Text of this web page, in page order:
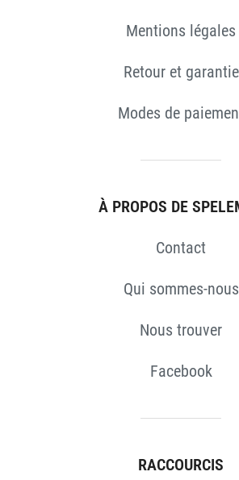
Mentions légales
Retour et garantie
Modes de
À PROPOS DE
Contact
Qui sommes-nous
Nous trouver
Facebook
RACCOURCIS